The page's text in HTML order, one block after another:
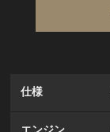
仕様